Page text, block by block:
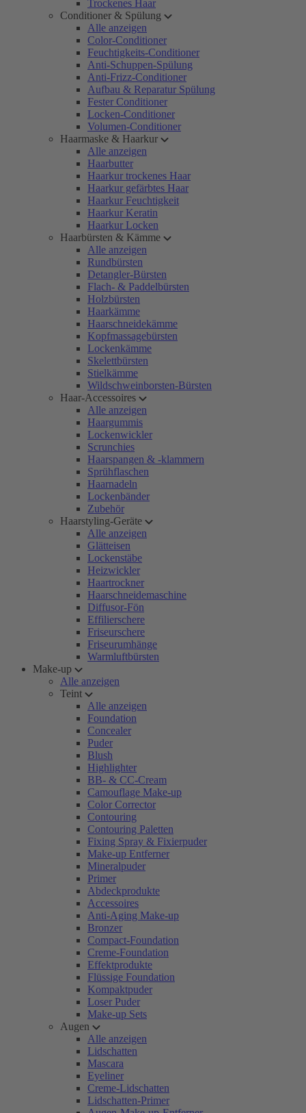
Trockenes Haar
Conditioner & Spülung
Alle anzeigen
Color-Conditioner
Feuchtigkeits-Conditioner
Anti-Schuppen-Spülung
Anti-Frizz-Conditioner
Aufbau & Reparatur Spülung
Fester Conditioner
Locken-Conditioner
Volumen-Conditioner
Haarmaske & Haarkur
Alle anzeigen
Haarbutter
Haarkur trockenes Haar
Haarkur gefärbtes Haar
Haarkur Feuchtigkeit
Haarkur Keratin
Haarkur Locken
Haarbürsten & Kämme
Alle anzeigen
Rundbürsten
Detangler-Bürsten
Flach- & Paddelbürsten
Holzbürsten
Haarkämme
Haarschneidekämme
Kopfmassagebürsten
Lockenkämme
Skelettbürsten
Stielkämme
Wildschweinborsten-Bürsten
Haar-Accessoires
Alle anzeigen
Haargummis
Lockenwickler
Scrunchies
Haarspangen & -klammern
Sprühflaschen
Haarnadeln
Lockenbänder
Zubehör
Haarstyling-Geräte
Alle anzeigen
Glätteisen
Lockenstäbe
Heizwickler
Haartrockner
Haarschneidemaschine
Diffusor-Fön
Effilierschere
Friseurschere
Friseurumhänge
Warmluftbürsten
Make-up
Alle anzeigen
Teint
Alle anzeigen
Foundation
Concealer
Puder
Blush
Highlighter
BB- & CC-Cream
Camouflage Make-up
Color Corrector
Contouring
Contouring Paletten
Fixing Spray & Fixierpuder
Make-up Entferner
Mineralpuder
Primer
Abdeckprodukte
Accessoires
Anti-Aging Make-up
Bronzer
Compact-Foundation
Creme-Foundation
Effektprodukte
Flüssige Foundation
Kompaktpuder
Loser Puder
Make-up Sets
Augen
Alle anzeigen
Lidschatten
Mascara
Eyeliner
Creme-Lidschatten
Lidschatten-Primer